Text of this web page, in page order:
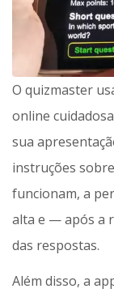
O quizmaster
online
sua
instruções
funcionam, a
alta e — após a
das respostas.
Além disso, a